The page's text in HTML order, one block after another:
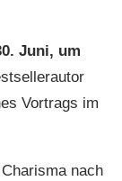
Juni, um
Vortrags im
nach